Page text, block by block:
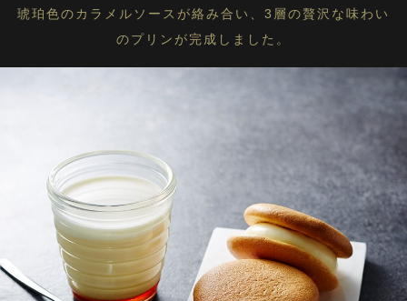
琥珀色のカラメルソースが絡み合い、3層の贅沢な味わい
のプリンが完成しました。